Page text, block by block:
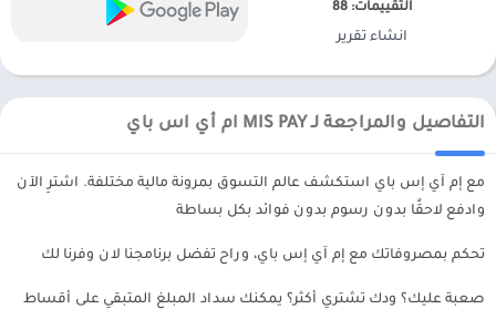
التقييمات: 88
انشاء تقرير
التفاصيل والمراجعة لـ MIS PAY ام أي اس باي
مع إم آي إس باي استكشف عالم التسوق بمرونة مالية مختلفة. اشترِ الآن
وادفع لاحقًا بدون رسوم بدون فوائد بكل بساطة
تحكم بمصروفاتك مع إم آي إس باي، وراح تفضل برنامجنا لان وفرنا لك
صعبة عليك؟ ودك تشتري أكثر؟ يمكنك سداد المبلغ المتبقي على أقساط